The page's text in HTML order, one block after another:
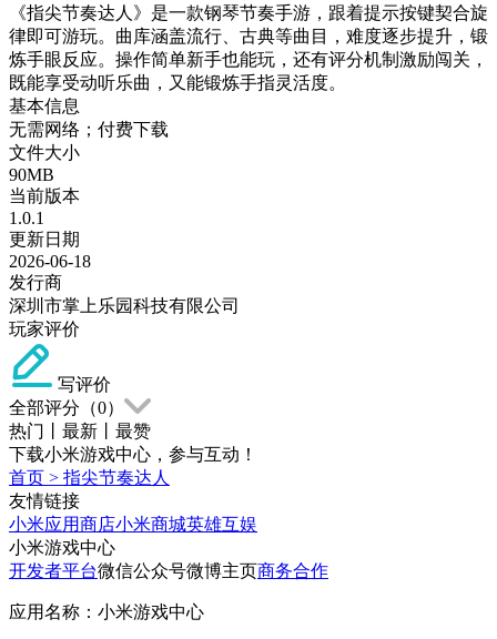
《指尖节奏达人》是一款钢琴节奏手游，跟着提示按键契合旋
律即可游玩。曲库涵盖流行、古典等曲目，难度逐步提升，锻
炼手眼反应。操作简单新手也能玩，还有评分机制激励闯关，
既能享受动听乐曲，又能锻炼手指灵活度。
基本信息
无需网络；付费下载
文件大小
90MB
当前版本
1.0.1
更新日期
2026-06-18
发行商
深圳市掌上乐园科技有限公司
玩家评价
写评价
全部评分（0）
热门
最新
最赞
下载小米游戏中心，参与互动！
首页 > 指尖节奏达人
友情链接
小米应用商店小米商城英雄互娱
小米游戏中心
开发者平台微信公众号微博主页商务合作
应用名称：小米游戏中心